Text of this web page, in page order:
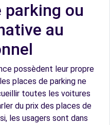
parking ou
au
possèdent leur propre
places de parking ne
toutes les voitures
du prix des places de
les usagers sont dans